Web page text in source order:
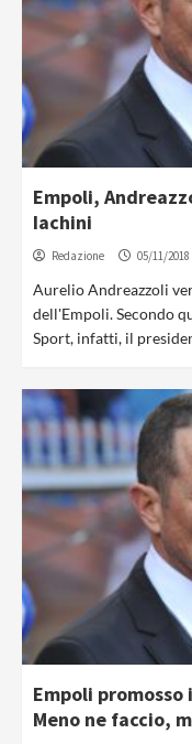
Empoli,
Iachini
Redazione 05/11/2018
Aurelio Andreazzoli
dell'Empoli. Secondo
Sport, infatti, il
Empoli promosso
Meno ne faccio,